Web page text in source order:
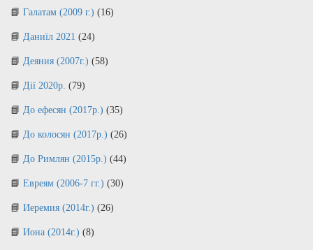
Галатам (2009 г.) (16)
Даниїл 2021 (24)
Деяния (2007г.) (58)
Дії 2020р. (79)
До ефесян (2017р.) (35)
До колосян (2017р.) (26)
До Римлян (2015р.) (44)
Евреям (2006-7 гг.) (30)
Иеремия (2014г.) (26)
Иона (2014г.) (8)